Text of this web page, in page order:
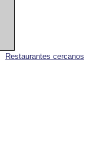
Restaurantes cercanos